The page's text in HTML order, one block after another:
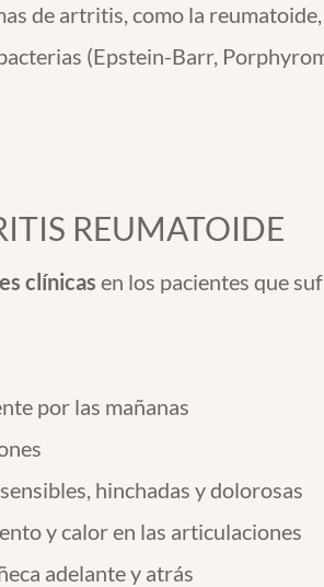
de artritis, como la
(Epstein-Barr,
REUMATOIDE
clínicas en los pacientes que
por las mañanas
hinchadas y dolorosas
y calor en las articulaciones
adelante y atrás